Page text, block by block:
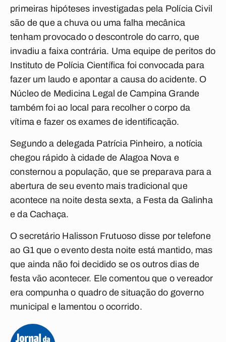
primeiras hipóteses investigadas pela Polícia Civil
são de que a chuva ou uma falha mecânica
tenham provocado o descontrole do carro, que
invadiu a faixa contrária. Uma equipe de peritos do
Instituto de Polícia Científica foi convocada para
fazer um laudo e apontar a causa do acidente. O
Núcleo de Medicina Legal de Campina Grande
também foi ao local para recolher o corpo da
vítima e fazer os exames de identificação.
Segundo a delegada Patrícia Pinheiro, a notícia
chegou rápido à cidade de Alagoa Nova e
consternou a população, que se preparava para a
abertura de seu evento mais tradicional que
acontece na noite desta sexta, a Festa da Galinha
e da Cachaça.
O secretário Halisson Frutuoso disse por telefone
ao G1 que o evento desta noite está mantido, mas
que ainda não foi decidido se os outros dias de
festa vão acontecer. Ele comentou que o vereador
era compunha o quadro de situação do governo
municipal e lamentou o ocorrido.